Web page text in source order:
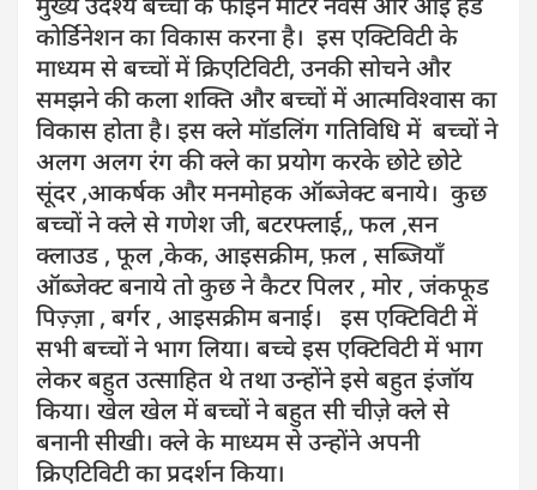
कोर्डिनेशन का विकास करना है। इस एक्टिविटी के
माध्यम से बच्चों में क्रिएटिविटी, उनकी सोचने और
समझने की कला शक्ति और बच्चों में आत्मविश्वास का
विकास होता है। इस क्ले मॉडलिंग गतिविधि में बच्चों ने
अलग अलग रंग की क्ले का प्रयोग करके छोटे छोटे
सूंदर ,आकर्षक और मनमोहक ऑब्जेक्ट बनाये। कुछ
बच्चों ने क्ले से गणेश जी, बटरफ्लाई,, फल ,सन
क्लाउड , फूल ,केक, आइसक्रीम, फ़ल , सब्जियाँ
ऑब्जेक्ट बनाये तो कुछ ने कैटर पिलर , मोर , जंकफूड
पिज़्ज़ा , बर्गर , आइसक्रीम बनाई। इस एक्टिविटी में
सभी बच्चों ने भाग लिया। बच्चे इस एक्टिविटी में भाग
लेकर बहुत उत्साहित थे तथा उन्होंने इसे बहुत इंजॉय
किया। खेल खेल में बच्चों ने बहुत सी चीज़े क्ले से
बनानी सीखी। क्ले के माध्यम से उन्होंने अपनी
क्रिएटिविटी का प्रदर्शन किया।